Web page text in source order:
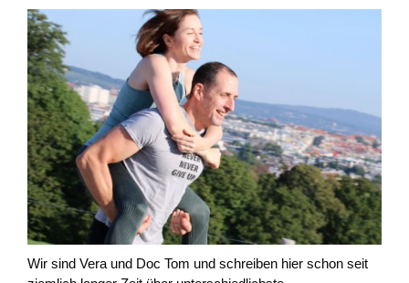
Wir sind Vera und Doc Tom und schreiben hier schon seit